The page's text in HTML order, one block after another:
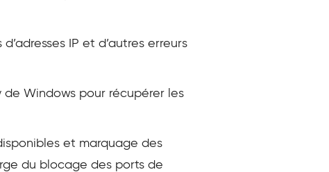
IP et d’autres erreurs
de Windows pour récupérer les
et marquage des
du blocage des ports de